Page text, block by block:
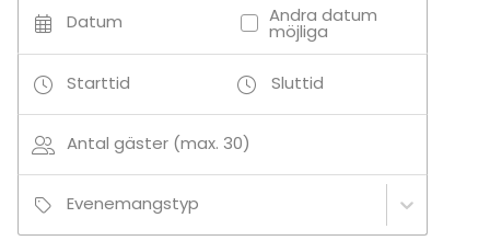
viimeistään heti vuokrausta seuraavana arkipäivänä
sähköpostitse osoitteeseen
aurasaunaturku@gmail.com
. Vuokraajalle ei korvata
ylivoimaisesta esteestä aiheutuneita vahinkoja.
Mukavia hetkiä Aura Saunassa
Simning
Tilläggsuppgifter om tjänster och faciliteter
Käytössänne on huippuluokan viihdetekniikka: 85" TV,
ammattitason karaokelaitteisto sekä Bluetooth-
äänentoisto.
Datum Andra datum
möjliga
Starttid Sluttid
Antal gäster (max. 30)
Evenemangstyp